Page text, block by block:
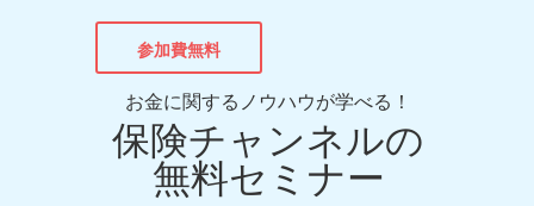
参加費無料
お金に関するノウハウが学べる！
保険チャンネルの
無料セミナー